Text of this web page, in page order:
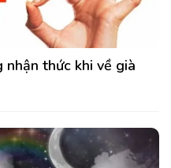
nhận thức khi về già